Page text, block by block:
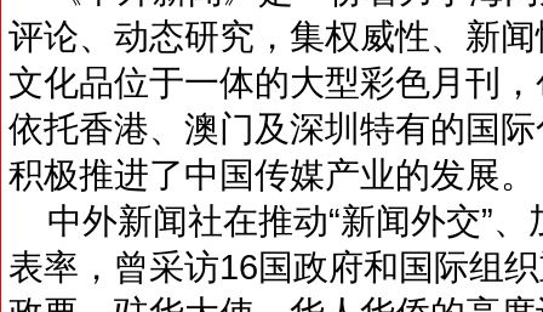
评论、动态研究，集权威性、新
文化品位于一体的大型彩色月刊
依托香港、澳门及深圳特有的国
积极推进了中国传媒产业的发展。
中外新闻社在推动“新闻外交”
表率，曾采访16国政府和国际组